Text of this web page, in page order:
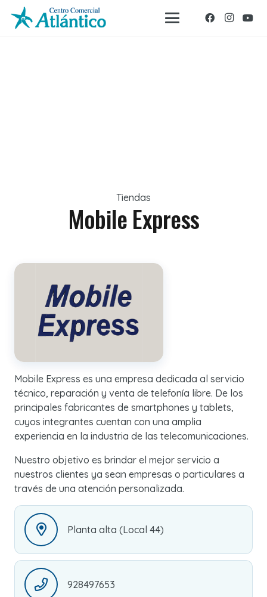
Tiendas
Mobile Express
Mobile Express es una empresa dedicada al servicio
técnico, reparación y venta de telefonía libre. De los
principales fabricantes de smartphones y tablets,
cuyos integrantes cuentan con una amplia
experiencia en la industria de las telecomunicaciones.
Nuestro objetivo es brindar el mejor servicio a
nuestros clientes ya sean empresas o particulares a
través de una atención personalizada.
Planta alta (Local 44)
928497653